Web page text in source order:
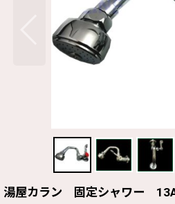
湯屋カラン 固定シャワー